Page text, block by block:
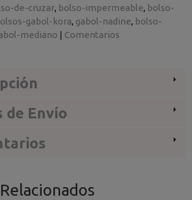
de-cruzar bolso-impermeable bolso-
gabol-kora gabol-nadine bolso-
mediano | Comentarios
de Envío